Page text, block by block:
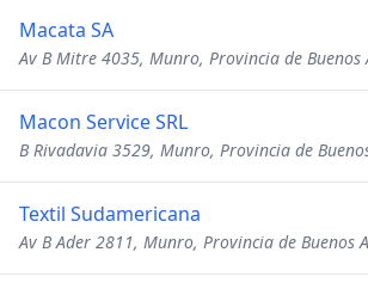
Macata SA
Av B Mitre 4035, Munro, Provincia de Buenos
Macon Service SRL
B Rivadavia 3529, Munro, Provincia de
Textil Sudamericana
Av B Ader 2811, Munro, Provincia de Buenos